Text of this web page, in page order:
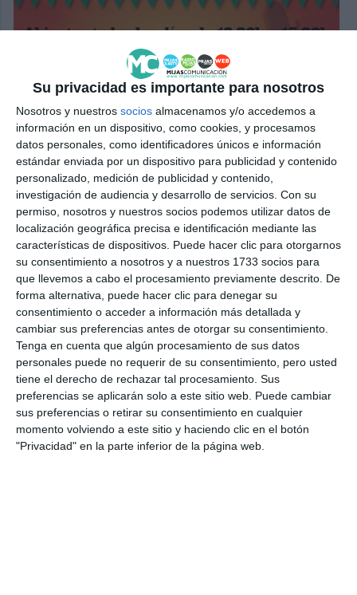
Su privacidad es importante para nosotros
Nosotros y nuestros socios almacenamos y/o accedemos a
información en un dispositivo, como cookies, y procesamos
datos personales, como identificadores únicos e información
estándar enviada por un dispositivo para publicidad y contenido
personalizado, medición de publicidad y contenido,
investigación de audiencia y desarrollo de servicios. Con su
permiso, nosotros y nuestros socios podemos utilizar datos de
localización geográfica precisa e identificación mediante las
características de dispositivos. Puede hacer clic para otorgarnos
su consentimiento a nosotros y a nuestros 1733 socios para
que llevemos a cabo el procesamiento previamente descrito. De
forma alternativa, puede hacer clic para denegar su
consentimiento o acceder a información más detallada y
cambiar sus preferencias antes de otorgar su consentimiento.
Tenga en cuenta que algún procesamiento de sus datos
personales puede no requerir de su consentimiento, pero usted
tiene el derecho de rechazar tal procesamiento. Sus
preferencias se aplicarán solo a este sitio web. Puede cambiar
sus preferencias o retirar su consentimiento en cualquier
momento volviendo a este sitio y haciendo clic en el botón
"Privacidad" en la parte inferior de la página web.